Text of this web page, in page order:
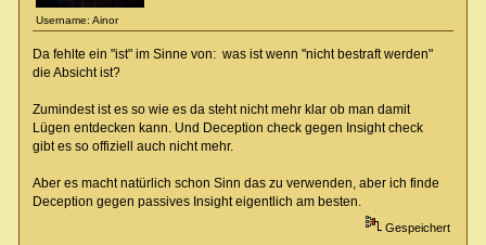
Username: Ainor
Da fehlte ein "ist" im Sinne von: was ist wenn "nicht bestraft werden"
die Absicht ist?
Zumindest ist es so wie es da steht nicht mehr klar ob man damit
Lügen entdecken kann. Und Deception check gegen Insight check
gibt es so offiziell auch nicht mehr.
Aber es macht natürlich schon Sinn das zu verwenden, aber ich finde
Deception gegen passives Insight eigentlich am besten.
Gespeichert